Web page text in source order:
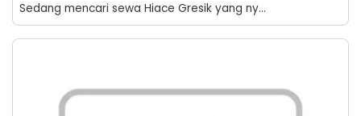
Sedang mencari sewa Hiace Gresik yang ny...